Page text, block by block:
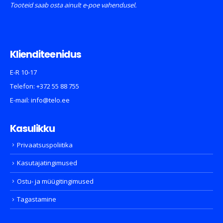
Tooteid saab osta ainult e-poe vahendusel.
Klienditeenidus
E-R 10-17
Telefon: +372 55 88 755
E-mail: info@telo.ee
Kasulikku
Privaatsuspoliitika
Kasutajatingimused
Ostu- ja müügitingimused
Tagastamine